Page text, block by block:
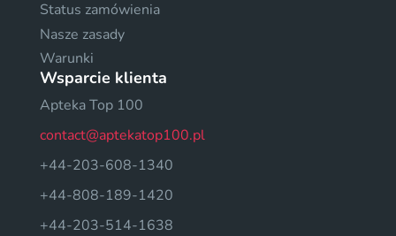
Status zamówienia
Nasze zasady
Warunki
Wsparcie klienta
Apteka Top 100
contact@aptekatop100.pl
+44-203-608-1340
+44-808-189-1420
+44-203-514-1638